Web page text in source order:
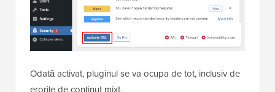
Odată activat, pluginul se va ocupa de tot, inclusiv de